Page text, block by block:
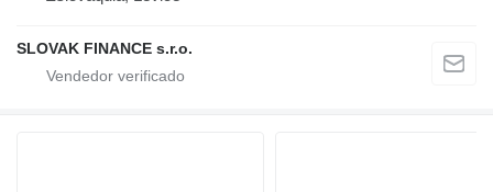
SLOVAK FINANCE s.r.o.